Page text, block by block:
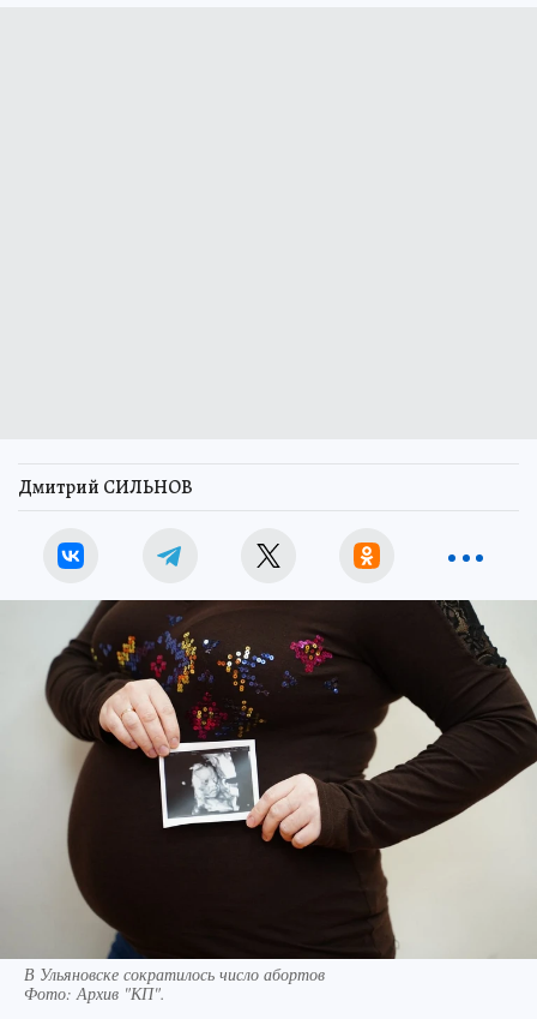
Дмитрий СИЛЬНОВ
В Ульяновске сократилось число абортов
Фото:Архив "КП".